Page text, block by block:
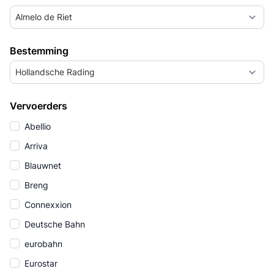
Almelo de Riet
Bestemming
Hollandsche Rading
Vervoerders
Abellio
Arriva
Blauwnet
Breng
Connexxion
Deutsche Bahn
eurobahn
Eurostar